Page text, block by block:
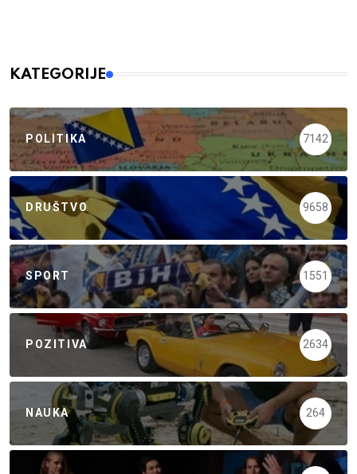
KATEGORIJE
POLITIKA 7142
DRUŠTVO 9658
SPORT 1551
POZITIVA 2634
NAUKA 264